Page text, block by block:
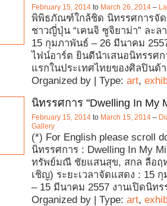
February 15, 2014 to March 26, 2014 –
พิพิธภัณฑ์ใกล้ชิด นิทรรศการจัด
ชาวญี่ปุ่น “เคนจิ ซูจิยาม่า” ละล
15 กุมภาพันธ์ – 26 มีนาคม
ไฟน์อาร์ต ยินดีนำเสนอนิทรรศก
แรกในประเทศไทยของศิลปินด้
Organized by | Type: art,
นิทรรศการ "Dwelling In My
February 15, 2014 to March 15, 2014 –
Gallery
(*) For English please scroll
นิทรรศการ : Dwelling In My
ทรัพย์มณี ชัยแสนสุข, สกล ลือฤ
เชิญ) ระยะเวลาจัดแสดง : 15
– 15 มีนาคม 2557 งานเปิดนิทร
Organized by | Type: art,